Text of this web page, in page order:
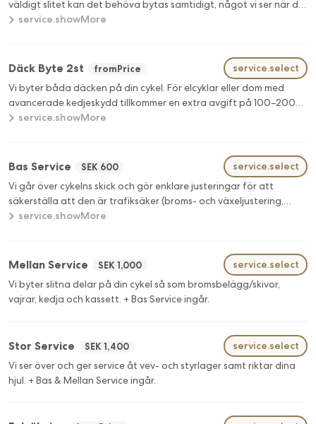
väldigt slitet kan det behöva bytas samtidigt, något vi ser när du
service.showMore
Däck Byte 2st fromPrice
service.select
Vi byter båda däcken på din cykel. För elcyklar eller dom med
avancerade kedjeskydd tillkommer en extra avgift på 100–200
SEK. (Exkl. däck & slang)
service.showMore
Bas Service SEK 600
service.select
Vi går över cykelns skick och gör enklare justeringar för att
säkerställa att den är trafiksäker (broms- och växeljustering,
luftning av däck).
service.showMore
Mellan Service SEK 1,000
service.select
Vi byter slitna delar på din cykel så som bromsbelägg/skivor,
vajrar, kedja och kassett. + Bas Service ingår.
Stor Service SEK 1,400
service.select
Vi ser över och ger service åt vev- och styrlager samt riktar dina
hjul. + Bas & Mellan Service ingår.